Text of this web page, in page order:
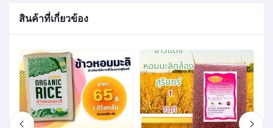
สินค้าที่เกี่ยวข้อง